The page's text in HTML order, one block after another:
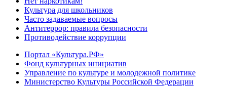
Культура для школьников
Часто задаваемые вопросы
Антитеррор: правила безопасности
Противодействие коррупции
Портал «Культура.РФ»
Фонд культурных инициатив
Управление по культуре и молодежной политике
Министерство Культуры Российской Федерации